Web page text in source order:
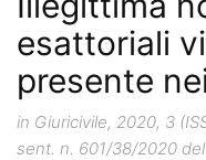
esattoriali
presente
in Giuricivile, 2020, 3
sent. n. 601/38/2020 del